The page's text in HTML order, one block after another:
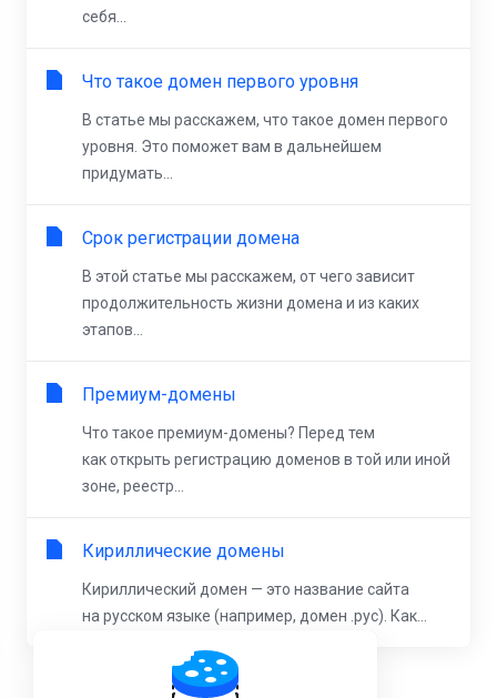
себя...
Что такое домен первого уровня
В статье мы расскажем, что такое домен первого
уровня. Это поможет вам в дальнейшем
придумать...
Срок регистрации домена
В этой статье мы расскажем, от чего зависит
продолжительность жизни домена и из каких
этапов...
Премиум-домены
Что такое премиум-домены? Перед тем
как открыть регистрацию доменов в той или иной
зоне, реестр...
Кириллические домены
Кириллический домен — это название сайта
на русском языке (например, домен .рус). Как...